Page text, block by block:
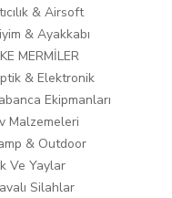
& Airsoft
& Ayakkabı
MERMİLER
& Elektronik
Ekipmanları
Malzemeleri
& Outdoor
Ve Yaylar
Silahlar